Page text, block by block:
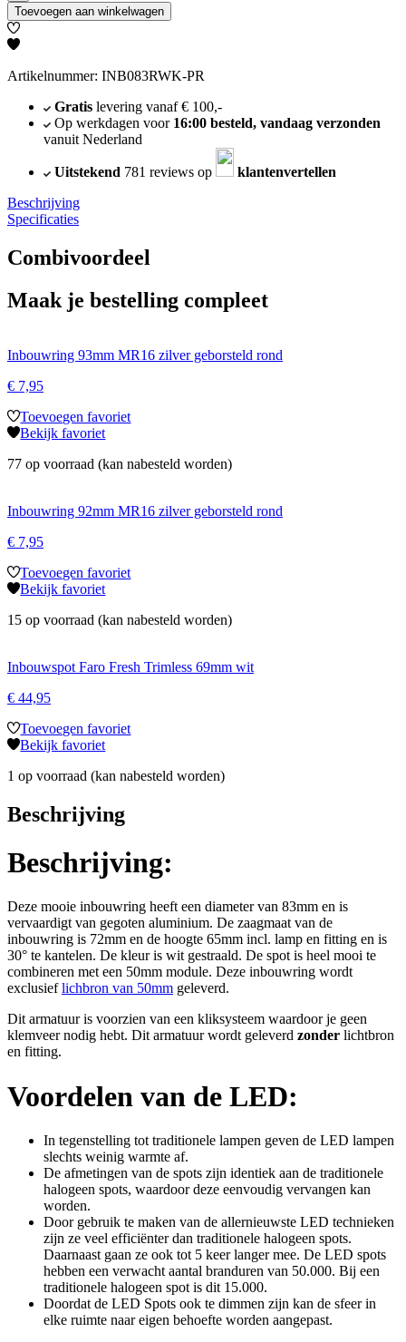
Toevoegen aan winkelwagen
Artikelnummer: INB083RWK-PR
Gratislevering vanaf € 100,-
Op werkdagen voor 16:00 besteld, vandaag verzonden
vanuit Nederland
Uitstekend 781 reviews op
klantenvertellen
Beschrijving
Specificaties
Combivoordeel
Maak je bestelling compleet
Inbouwring 93mm MR16 zilver geborsteld rond
€ 7,95
Toevoegen favoriet
Bekijk favoriet
77 op voorraad (kan nabesteld worden)
Inbouwring 92mm MR16 zilver geborsteld rond
€ 7,95
Toevoegen favoriet
Bekijk favoriet
15 op voorraad (kan nabesteld worden)
Inbouwspot Faro Fresh Trimless 69mm wit
€ 44,95
Toevoegen favoriet
Bekijk favoriet
1 op voorraad (kan nabesteld worden)
Beschrijving
Beschrijving:
Deze mooie inbouwring heeft een diameter van 83mm en is
vervaardigt van gegoten aluminium. De zaagmaat van de
inbouwring is 72mm en de hoogte 65mm incl. lamp en fitting en is
30° te kantelen. De kleur is wit gestraald. De spot is heel mooi te
combineren met een 50mm module. Deze inbouwring wordt
exclusieflichbron van 50mm geleverd.
Dit armatuur is voorzien van een kliksysteem waardoor je geen
klemveer nodig hebt. Dit armatuur wordt geleverd zonder lichtbron
en fitting.
Voordelen van de LED:
In tegenstelling tot traditionele lampen geven de LED lampen
slechts weinig warmte af.
De afmetingen van de spots zijn identiek aan de traditionele
halogeen spots, waardoor deze eenvoudig vervangen kan
worden.
Door gebruik te maken van de allernieuwste LED technieken
zijn ze veel efficiënter dan traditionele halogeen spots.
Daarnaast gaan ze ook tot 5 keer langer mee. De LED spots
hebben een verwacht aantal branduren van 50.000. Bij een
traditionele halogeen spot is dit 15.000.
Doordat de LED Spots ook te dimmen zijn kan de sfeer in
elke ruimte naar eigen behoefte worden aangepast.